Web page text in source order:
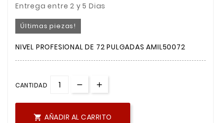
Entrega entre 2 y 5 Dias
Últimas piezas!
NIVEL PROFESIONAL DE 72 PULGADAS AMIL50072
CANTIDAD
 AÑADIR AL CARRITO